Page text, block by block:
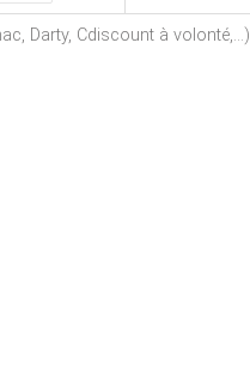
Darty, Cdiscount à volonté,...)